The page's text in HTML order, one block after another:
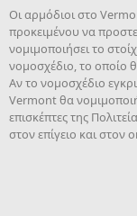
Οι αρμόδιοι στο
προκειμένου να
νομιμοποιήσει το
νομοσχέδιο, το οποίο
Αν το νομοσχέδιο
Vermont θα
επισκέπτες της
στον επίγειο και στον